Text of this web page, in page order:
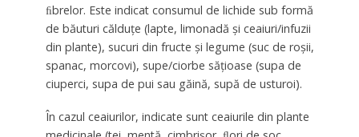
ﬁbrelor. Este indicat consumul de lichide sub formă
de băuturi călduţe (lapte, limonadă şi ceaiuri/infuzii
din plante), sucuri din fructe şi legume (suc de roşii,
spanac, morcovi), supe/ciorbe săţioase (supa de
ciuperci, supa de pui sau găină, supă de usturoi).
În cazul ceaiurilor, indicate sunt ceaiurile din plante